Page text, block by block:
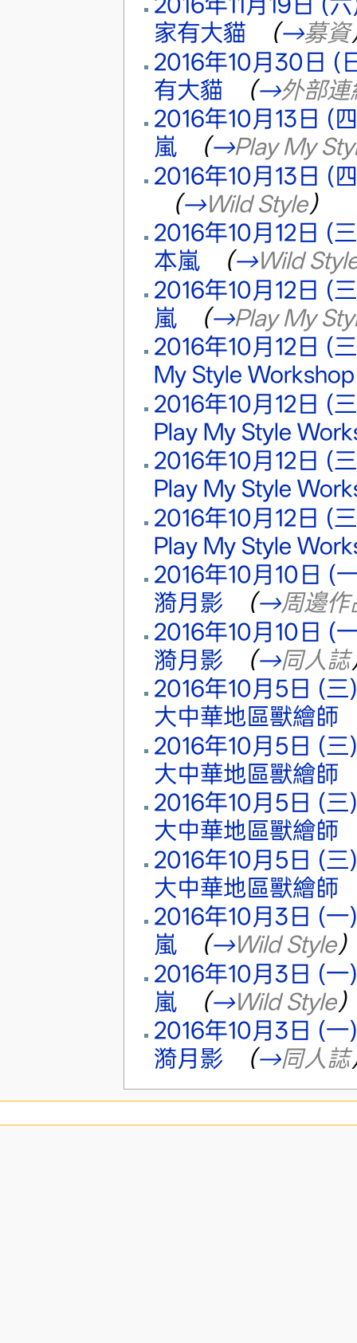
家有大貓
（→募資
2016年10月30日 (
有大貓
（→外部連
2016年10月13日 (
嵐‎ （→Play My
2016年10月13日 (
（→Wild Style）
2016年10月12日 (
本嵐‎ （→Wild
2016年10月12日 (
嵐‎ （→Play My
2016年10月12日 (
My Style Workshop
2016年10月12日 (
Play My Style
2016年10月12日 (
Play My Style
2016年10月12日 (
Play My Style
2016年10月10日 (
漪月影
（→周邊作
2016年10月10日 (
漪月影
（→同人誌
2016年10月5日 (三
大中華地區獸繪師‎
2016年10月5日 (三
大中華地區獸繪師‎
2016年10月5日 (三
大中華地區獸繪師‎
2016年10月5日 (三
大中華地區獸繪師‎
2016年10月3日 (一
嵐‎ （→Wild Style
2016年10月3日 (一
嵐‎ （→Wild Style
2016年10月3日 (一
漪月影
（→同人誌